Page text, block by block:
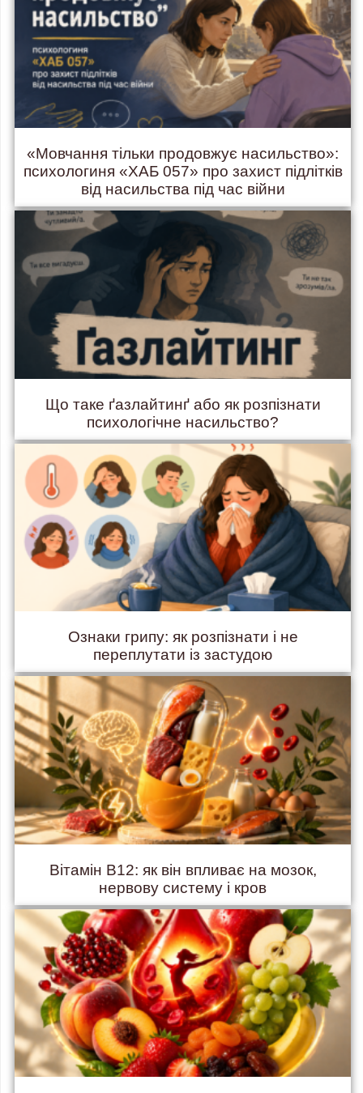
«Мовчання тільки продовжує насильство»:
психологиня «ХАБ 057» про захист підлітків
від насильства під час війни
Що таке ґазлайтинґ або як розпізнати
психологічне насильство?
Ознаки грипу: як розпізнати і не
переплутати із застудою
Вітамін B12: як він впливає на мозок,
нервову систему і кров